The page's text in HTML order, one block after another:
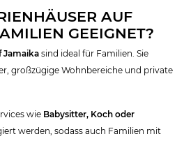
AUF
GEEIGNET?
Jamaika sind ideal für Familien. Sie
großzügige Wohnbereiche und private
wie Babysitter, Koch oder
werden, sodass auch Familien mit